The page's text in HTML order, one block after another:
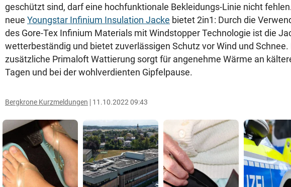
geschützt sind, darf eine hochfunktionale Bekleidungs-Linie nicht
neue Youngstar Infinium Insulation Jacke bietet 2in1: Durch die
des Gore-Tex Infinium Materials mit Windstopper Technologie ist die
wetterbeständig und bietet zuverlässigen Schutz vor Wind und Schnee.
zusätzliche Primaloft Wattierung sorgt für angenehme Wärme an
Tagen und bei der wohlverdienten Gipfelpause.
Bergkrone Kurzmeldungen 11.10.2022 09:43